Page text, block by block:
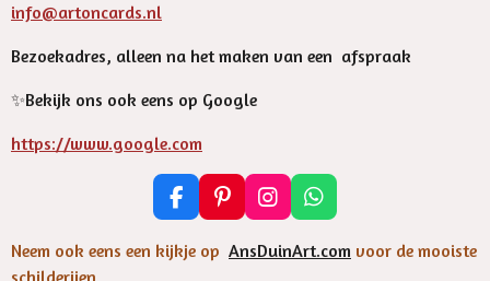
info@artoncards.nl
Bezoekadres, alleen na het maken van een afspraak
✨️Bekijk ons ook eens op Google
https://www.google.com
F
a
c
P
i
n
I
n
s
W
h
a
Neem ook eens een kijkje op AnsDuinArt.com voor de mooiste
schilderijen